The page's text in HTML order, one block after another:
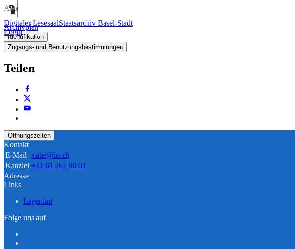
Digitaler LesesaalStaatsarchiv Basel-Stadt
Login
Akte
Archivplan
Identifikation
Zugangs- und Benutzungsbestimmungen
Teilen
Öffnungszeiten
Kontakt
E-Mail stabs@bs.ch
Kanzlei +41 61 267 86 01
Adresse
Links
Lageplan
Folge uns auf